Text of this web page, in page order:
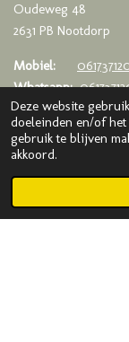
Deze website
doeleinden en/of
gebruik te blijven
akkoord.
Oudeweg 48
2631 PB Nootdorp
Mobiel:
Whatsapp:
Email:
KVK: 75993376